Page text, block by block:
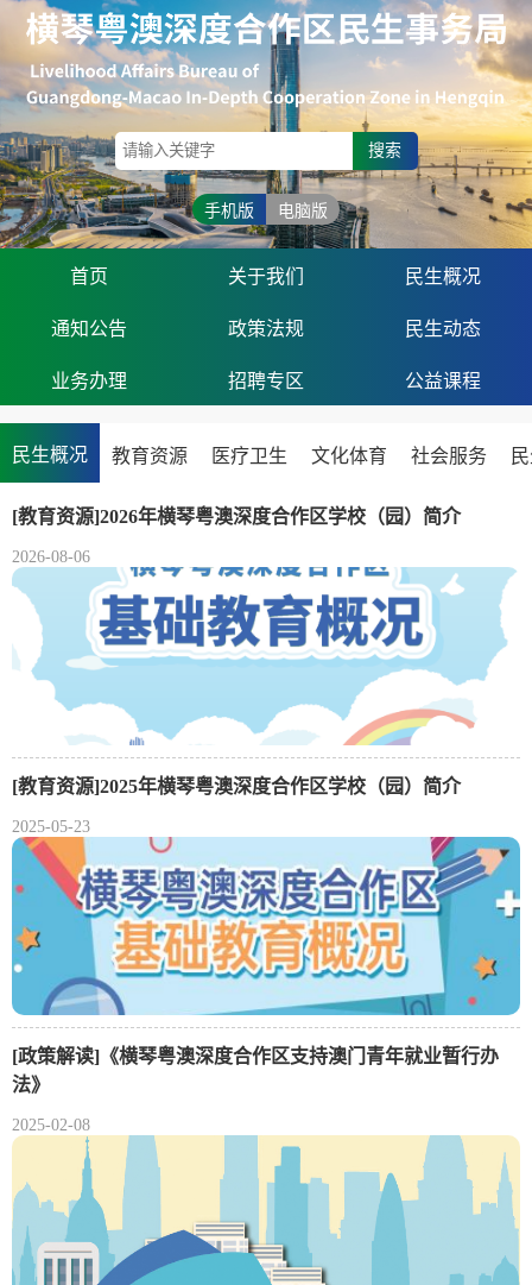
搜索
手机版 电脑版
首页 关于我们 民生概况
通知公告 政策法规 民生动态
业务办理 招聘专区 公益课程
民生概况 教育资源 医疗卫生 文化体育 社会服务
[教育资源]2026年横琴粤澳深度合作区学校（园）简介
2026-08-06
[教育资源]2025年横琴粤澳深度合作区学校（园）简介
2025-05-23
[政策解读]《横琴粤澳深度合作区支持澳门青年就业暂行办
法》
2025-02-08